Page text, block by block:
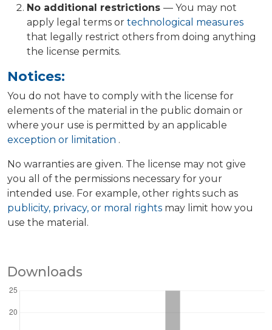
No additional restrictions — You may not
apply legal terms or technological measures
that legally restrict others from doing anything
the license permits.
Notices:
You do not have to comply with the license for
elements of the material in the public domain or
where your use is permitted by an applicable
exception or limitation .
No warranties are given. The license may not give
you all of the permissions necessary for your
intended use. For example, other rights such as
publicity, privacy, or moral rights may limit how you
use the material.
Downloads